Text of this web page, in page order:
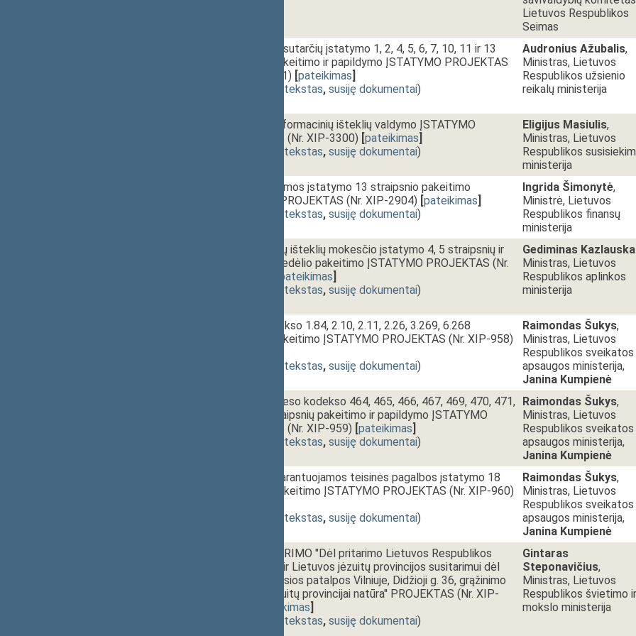
Lietuvos Respublikos
Seimas
Tarptautinių sutarčių įstatymo 1, 2, 4, 5, 6, 7, 10, 11 ir 13
straipsnių pakeitimo ir papildymo ĮSTATYMO PROJEKTAS
(Nr. XIP-3261) [pateikimas]
dokumento tekstas, susiję dokumentai)
Audronius Ažubalis,
Ministras, Lietuvos
Respublikos užsienio
reikalų ministerija
Valstybės informacinių išteklių valdymo ĮSTATYMO
PROJEKTAS (Nr. XIP-3300) [pateikimas]
dokumento tekstas, susiję dokumentai)
Eligijus Masiulis,
Ministras, Lietuvos
Respublikos
ministerija
Žemės reformos įstatymo 13 straipsnio pakeitimo
ĮSTATYMO PROJEKTAS (Nr. XIP-2904) [pateikimas]
dokumento tekstas, susiję dokumentai)
Ingrida Šimonytė,
Ministrė, Lietuvos
Respublikos finansų
ministerija
Naftos ir dujų išteklių mokesčio įstatymo 4, 5 straipsnių ir
Įstatymo priedėlio pakeitimo ĮSTATYMO PROJEKTAS (Nr.
pateikimas]
dokumento tekstas, susiję dokumentai)
Gediminas
Ministras, Lietuvos
Respublikos aplinkos
ministerija
Civilinio kodekso 1.84, 2.10, 2.11, 2.26, 3.269, 6.268
straipsnių pakeitimo ĮSTATYMO PROJEKTAS (Nr. XIP-958)
dokumento tekstas, susiję dokumentai)
Raimondas Šukys,
Ministras, Lietuvos
Respublikos sveikatos
apsaugos ministerija,
Janina Kumpienė
Civilinio proceso kodekso 464, 465, 466, 467, 469, 470, 471,
472, 474 straipsnių pakeitimo ir papildymo ĮSTATYMO
PROJEKTAS (Nr. XIP-959) [pateikimas]
dokumento tekstas, susiję dokumentai)
Raimondas Šukys,
Ministras, Lietuvos
Respublikos sveikatos
apsaugos ministerija,
Janina Kumpienė
Valstybės garantuojamos teisinės pagalbos įstatymo 18
straipsnio pakeitimo ĮSTATYMO PROJEKTAS (Nr. XIP-960)
dokumento tekstas, susiję dokumentai)
Raimondas Šukys,
Ministras, Lietuvos
Respublikos sveikatos
apsaugos ministerija,
Janina Kumpienė
Seimo NUTARIMO "Dėl pritarimo Lietuvos Respublikos
Vyriausybės ir Lietuvos jėzuitų provincijos susitarimui dėl
negyvenamosios patalpos Vilniuje, Didžioji g. 36, grąžinimo
Lietuvos jėzuitų provincijai natūra" PROJEKTAS (Nr. XIP-
pateikimas]
dokumento tekstas, susiję dokumentai)
Gintaras
Steponavičius,
Ministras, Lietuvos
Respublikos švietimo ir
mokslo ministerija